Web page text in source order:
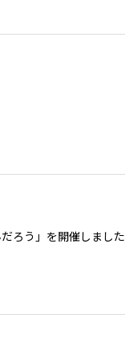
ろう」を開催しました